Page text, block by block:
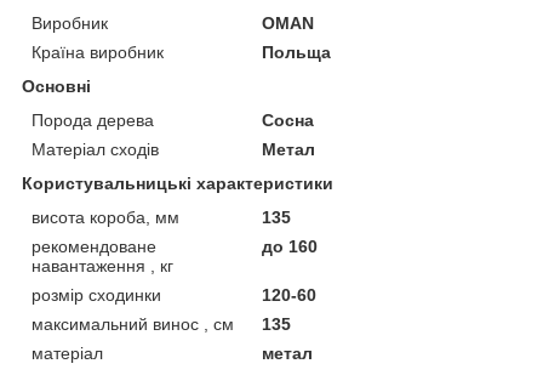
Виробник
OMAN
Країна виробник
Польща
Основні
Порода дерева
Сосна
Матеріал сходів
Метал
Користувальницькі характеристики
висота короба, мм
135
рекомендоване
навантаження , кг
до 160
розмір сходинки
120-60
максимальний винос , см
135
матеріал
метал